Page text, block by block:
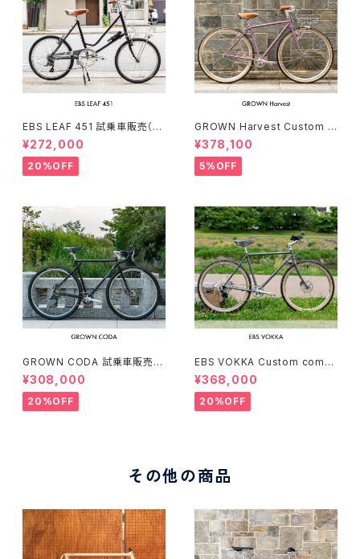
EBS LEAF 451 試乗車販売（15
0-169cm）
¥272,000
20%OFF
GROWN Harvest Custom c
omplete bike（154-168cm）
¥378,100
5%OFF
GROWN CODA 試乗車販売（1
66-174cm）
¥308,000
20%OFF
EBS VOKKA Custom compl
ete bike（166-173cm）
¥368,000
20%OFF
その他の商品